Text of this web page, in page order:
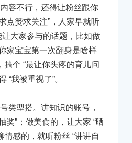
容不行，还得让粉丝跟你
点赞求关注”，人家早就听
大家参与的话题，比如做
家宝宝第一次翻身是啥样
搞个 “最让你头疼的育儿问
“我被重视了”。
类型搭。讲知识的账号，
奖”；做美食的，让大家 “晒
情感的，就听粉丝 “讲讲自